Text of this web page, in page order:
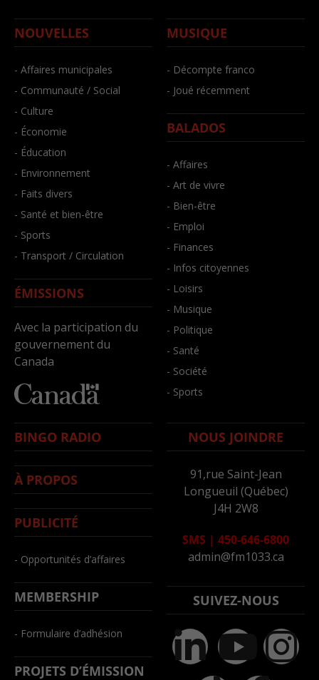
NOUVELLES
- Affaires municipales
- Communauté / Social
- Culture
- Économie
- Éducation
- Environnement
- Faits divers
- Santé et bien-être
- Sports
- Transport / Circulation
ÉMISSIONS
Avec la participation du
gouvernement du
Canada
MUSIQUE
- Décompte franco
- Joué récemment
BALADOS
- Affaires
- Art de vivre
- Bien-être
- Emploi
- Finances
- Infos citoyennes
- Loisirs
- Musique
- Politique
- Santé
- Société
- Sports
BINGO RADIO
À PROPOS
PUBLICITÉ
- Opportunités d’affaires
MEMBERSHIP
- Formulaire d’adhésion
PROJETS D’ÉMISSION
NOUS JOINDRE
91,rue Saint-Jean
Longueuil (Québec)
J4H 2W8
SMS | 450-646-6800
admin@fm1033.ca
SUIVEZ-NOUS